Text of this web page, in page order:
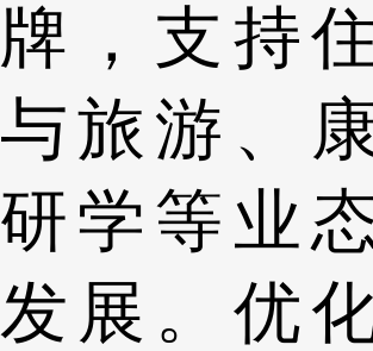
牌，支持
与旅游、康
研学等业
发展。优